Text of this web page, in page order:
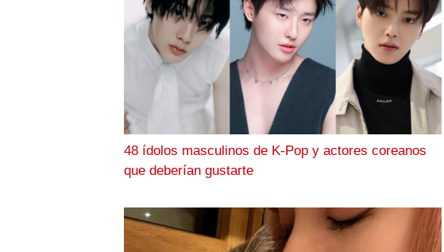
48 ídolos masculinos de K-Pop y actores coreanos
que deberían gustarte